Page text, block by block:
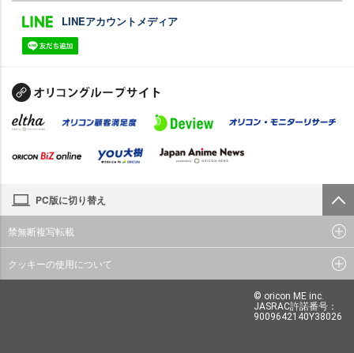
LINEアカウントメディア
PC版に切り替え
禁無断複写転載
クッキーの使用について
© oricon ME inc.
JASRAC許諾番号：
9009642140Y38026